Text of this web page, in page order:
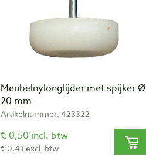
Meubelnylonglijder met spijker Ø
20 mm
Artikelnummer: 423322
€ 0,50 incl. btw
€ 0,41 excl. btw